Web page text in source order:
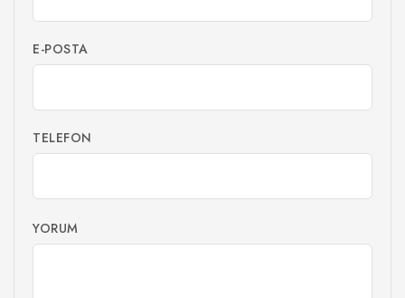
E-POSTA
TELEFON
YORUM